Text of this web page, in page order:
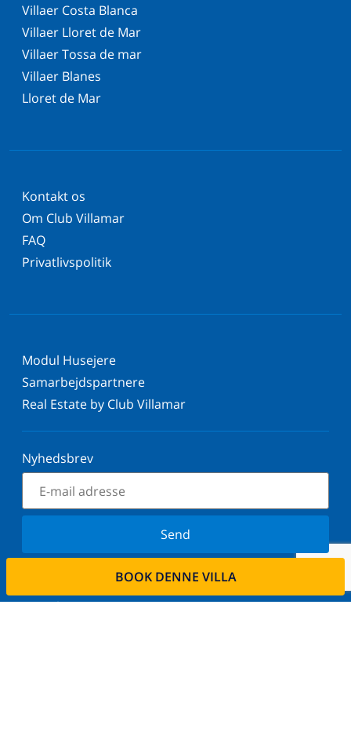
BOOK DENNE VILLA
Villaer Costa Blanca
Villaer Lloret de Mar
Villaer Tossa de mar
Villaer Blanes
Lloret de Mar
Kontakt os
Om Club Villamar
FAQ
Privatlivspolitik
Modul Husejere
Samarbejdspartnere
Real Estate by Club Villamar
Nyhedsbrev
Send
Tilmeld dig vores nyhedsbrev og bliv orienteret om
de seneste nyheder og tilbud. Vi respekterer dit
privatliv.